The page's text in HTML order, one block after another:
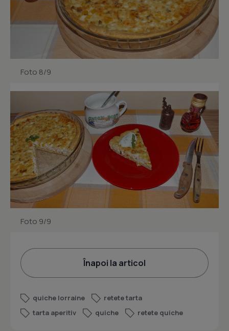
Foto 8/9
Foto 9/9
Înapoi la articol
quiche lorraine
retete tarta
tarta aperitiv
quiche retete quiche